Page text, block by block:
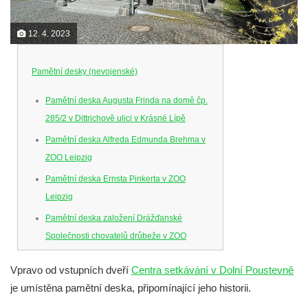
12. 4. 2023
Pamětní desky (nevojenské)
Pamětní deska Augusta Frinda na domě čp.
285/2 v Dittrichově ulici v Krásné Lípě
Pamětní deska Alfreda Edmunda Brehma v
ZOO Leipzig
Pamětní deska Ernsta Pinkerta v ZOO
Leipzig
Pamětní deska založení Drážďanské
Společnosti chovatelů drůbeže v ZOO
Pamětní deska Josefa Hory na jeho rodném
domě v Dobříni
Vpravo od vstupních dveří Centra setkávání v Dolní Poustevně
je umístěna pamětní deska, připomínající jeho historii.